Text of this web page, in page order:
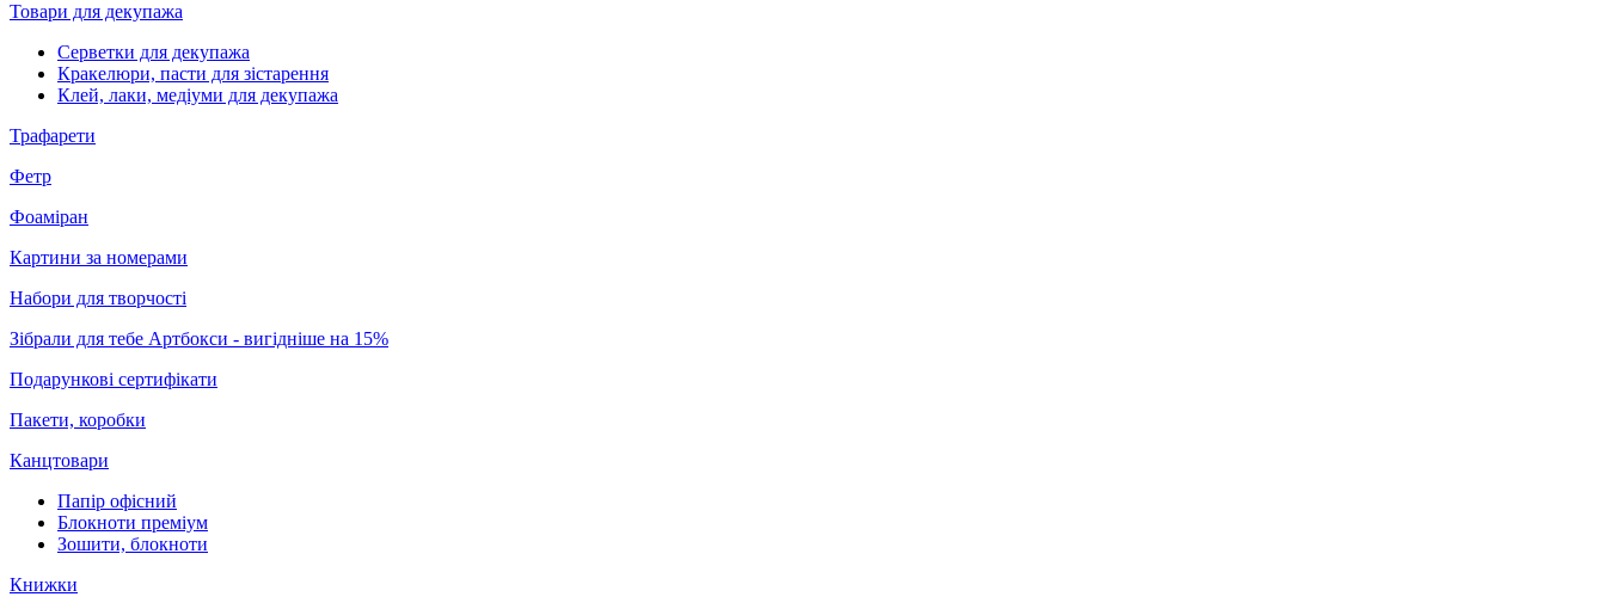
Товари для декупажа
Серветки для декупажа
Кракелюри, пасти для зістарення
Клей, лаки, медіуми для декупажа
Трафарети
Фетр
Фоаміран
Картини за номерами
Набори для творчості
Зібрали для тебе Артбокси - вигідніше на 15%
Подарункові сертифікати
Пакети, коробки
Канцтовари
Папір офісний
Блокноти преміум
Зошити, блокноти
Книжки